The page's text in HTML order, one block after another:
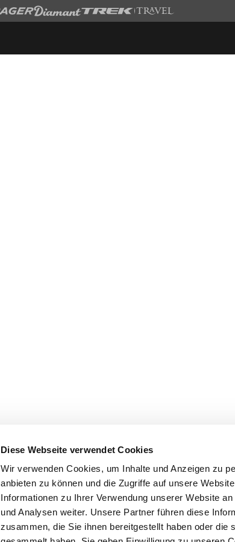
Diese Webseite verwendet Cookies
Wir verwenden Cookies, um Inhalte und Anzeigen zu
anbieten zu können und die Zugriffe auf unsere
Informationen zu Ihrer Verwendung unserer Website
und Analysen weiter. Unsere Partner führen diese
zusammen, die Sie ihnen bereitgestellt haben oder die